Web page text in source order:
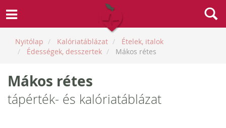
Nyitólap Kalóriatáblázat
Ételek, italok
Édességek, desszertek
Mákos rétes
Mákos rétes
tápérték- és kalóriatáblázat